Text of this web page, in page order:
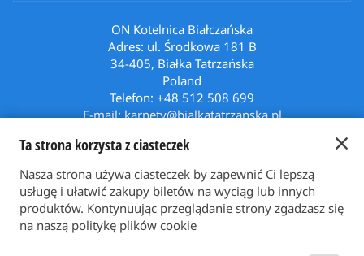
ON Kotelnica Białczańska
Adres: ul. Środkowa 181 B
34-405, Białka Tatrzańska
Poland
Telefon: +48 512 508 699
E-mail: karnety@bialkatatrzanska.pl
Powrót do strony głównej
FORMA PŁATNOŚCI
Ta strona korzysta z ciasteczek
Nasza strona używa ciasteczek by zapewnić Ci lepszą
usługę i ułatwić zakupy biletów na wyciąg lub innych
produktów. Kontynuując przeglądanie strony zgadzasz się
na naszą politykę plików cookie